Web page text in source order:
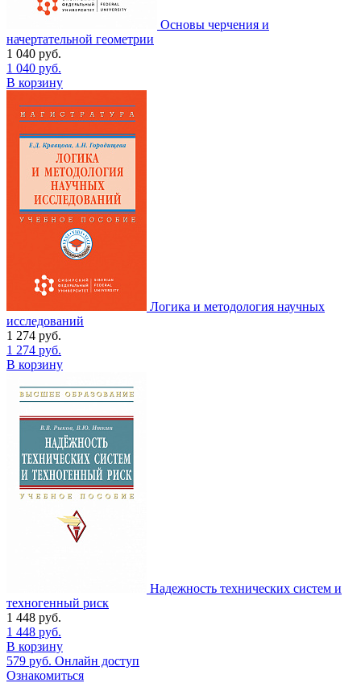
Основы черчения и
начертательной геометрии
1 040 руб.
1 040 руб.
В корзину
Логика и методология научных
исследований
1 274 руб.
1 274 руб.
В корзину
Надежность технических систем и
техногенный риск
1 448 руб.
1 448 руб.
В корзину
579 руб. Онлайн доступ
Ознакомиться